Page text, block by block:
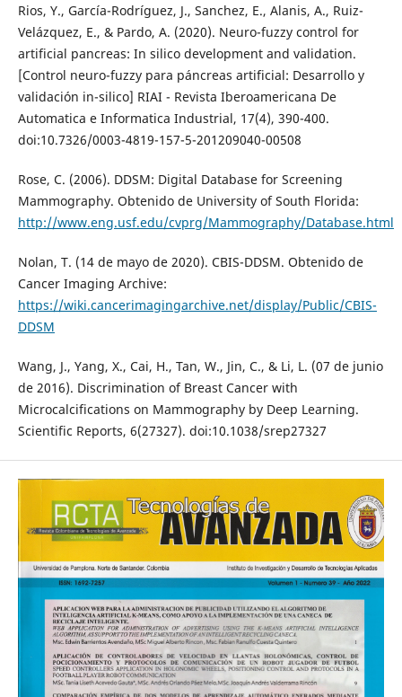
Rios, Y., García-Rodríguez, J., Sanchez, E., Alanis, A., Ruiz-
Velázquez, E., & Pardo, A. (2020). Neuro-fuzzy control for
artificial pancreas: In silico development and validation.
[Control neuro-fuzzy para páncreas artificial: Desarrollo y
validación in-silico] RIAI - Revista Iberoamericana De
Automatica e Informatica Industrial, 17(4), 390-400.
doi:10.7326/0003-4819-157-5-201209040-00508
Rose, C. (2006). DDSM: Digital Database for Screening
Mammography. Obtenido de University of South Florida:
http://www.eng.usf.edu/cvprg/Mammography/Database.html
Nolan, T. (14 de mayo de 2020). CBIS-DDSM. Obtenido de
Cancer Imaging Archive:
https://wiki.cancerimagingarchive.net/display/Public/CBIS-
DDSM
Wang, J., Yang, X., Cai, H., Tan, W., Jin, C., & Li, L. (07 de junio
de 2016). Discrimination of Breast Cancer with
Microcalcifications on Mammography by Deep Learning.
Scientific Reports, 6(27327). doi:10.1038/srep27327